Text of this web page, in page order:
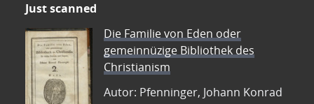
Just scanned
Die Familie von Eden oder
gemeinnüzige Bibliothek des
Christianism
Autor: Pfenninger, Johann Konrad